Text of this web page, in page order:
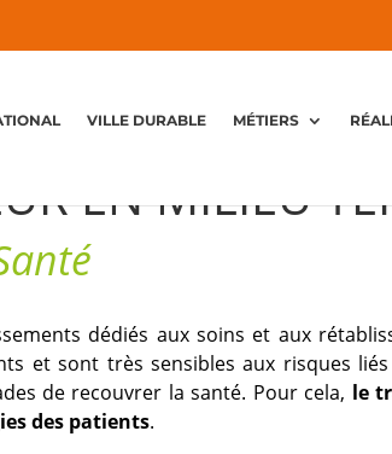
VILLE DURABLE MÉTIERS
EN MILIEU
dédiés aux soins et aux
et sont très sensibles aux risques
de recouvrer la santé. Pour cela, le
des patients.